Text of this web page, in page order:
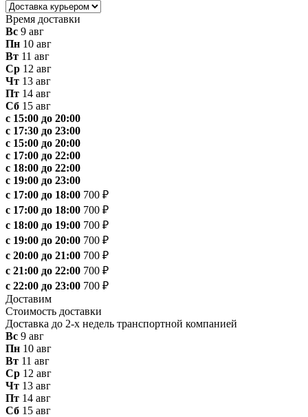
Время доставки
Вс 9 авг
Пн 10 авг
Вт 11 авг
Ср 12 авг
Чт 13 авг
Пт 14 авг
Сб 15 авг
с 15:00 до 20:00
с 17:30 до 23:00
с 15:00 до 20:00
с 17:00 до 22:00
с 18:00 до 22:00
с 19:00 до 23:00
с 17:00 до 18:00 700 ₽
с 17:00 до 18:00 700 ₽
с 18:00 до 19:00 700 ₽
с 19:00 до 20:00 700 ₽
с 20:00 до 21:00 700 ₽
с 21:00 до 22:00 700 ₽
с 22:00 до 23:00 700 ₽
Доставим
Стоимость доставки
Доставка до 2-х недель транспортной компанией
Вс 9 авг
Пн 10 авг
Вт 11 авг
Ср 12 авг
Чт 13 авг
Пт 14 авг
Сб 15 авг